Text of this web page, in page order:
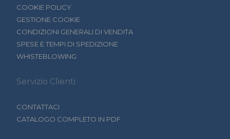
COOKIE POLICY
GESTIONE COOKIE
CONDIZIONI GENERALI DI VENDITA
SPESE E TEMPI DI SPEDIZIONE
WHISTEBLOWING
Servizio Clienti
CONTATTACI
CATALOGO COMPLETO IN PDF